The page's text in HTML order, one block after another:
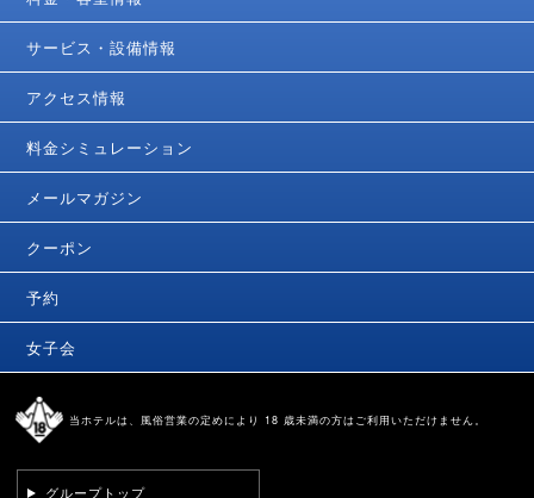
サービス・設備情報
アクセス情報
料金シミュレーション
メールマガジン
クーポン
予約
女子会
当ホテルは、風俗営業の定めにより 18 歳未満の方はご利用いただけません。
グループトップ